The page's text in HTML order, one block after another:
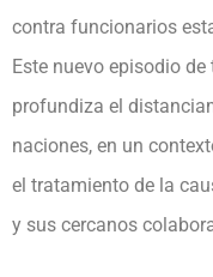
contra funcionarios
Este nuevo episodio
profundiza el
naciones, en un
el tratamiento de la
y sus cercanos